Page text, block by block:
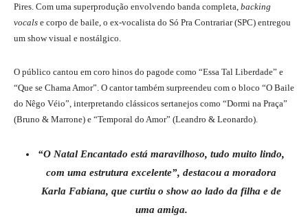
Pires. Com uma superprodução envolvendo banda completa, backing
vocals e corpo de baile, o ex-vocalista do Só Pra Contrariar (SPC) entregou
um show visual e nostálgico.
O público cantou em coro hinos do pagode como “Essa Tal Liberdade” e
“Que se Chama Amor”. O cantor também surpreendeu com o bloco “O Baile
do Nêgo Véio”, interpretando clássicos sertanejos como “Dormi na Praça”
(Bruno & Marrone) e “Temporal do Amor” (Leandro & Leonardo).
“O Natal Encantado está maravilhoso, tudo muito lindo,
com uma estrutura excelente”, destacou a moradora
Karla Fabiana, que curtiu o show ao lado da filha e de
uma amiga.